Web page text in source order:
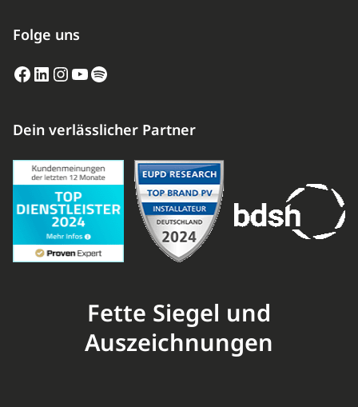
Folge uns
Facebook
LinkedIn
Instagram
YouTube
Spotify
Dein verlässlicher Partner
Fette Siegel und
Auszeichnungen